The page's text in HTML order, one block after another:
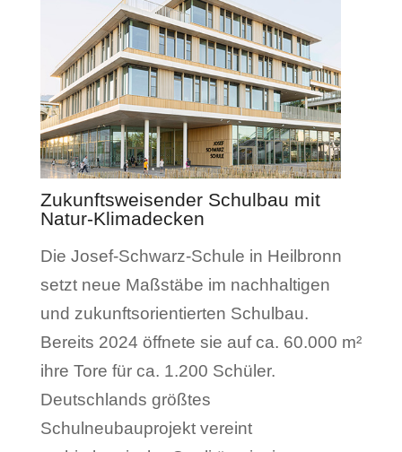
Zukunftsweisender Schulbau mit
Natur-Klimadecken
Die Josef-Schwarz-Schule in Heilbronn
setzt neue Maßstäbe im nachhaltigen
und zukunftsorientierten Schulbau.
Bereits 2024 öffnete sie auf ca. 60.000 m²
ihre Tore für ca. 1.200 Schüler.
Deutschlands größtes
Schulneubauprojekt vereint